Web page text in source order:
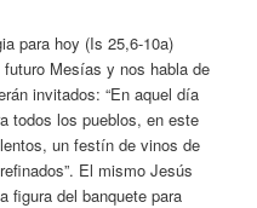
para hoy (Is 25,6-10a)
Mesías y nos habla de
invitados: “En aquel día
todos los pueblos, en este
un festín de vinos de
El mismo Jesús
figura del banquete para